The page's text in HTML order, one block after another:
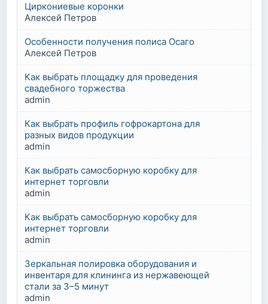
Циркониевые коронки
Алексей Петров
Особенности получения полиса Осаго
Алексей Петров
Как выбрать площадку для проведения
свадебного торжества
admin
Как выбрать профиль гофрокартона для
разных видов продукции
admin
Как выбрать самосборную коробку для
интернет торговли
admin
Как выбрать самосборную коробку для
интернет торговли
admin
Зеркальная полировка оборудования и
инвентаря для клининга из нержавеющей
стали за 3–5 минут
admin